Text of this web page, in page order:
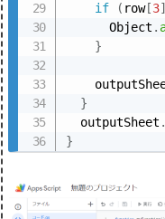
if
( row[3]
      Object
.
}
}
  outputSheet
}